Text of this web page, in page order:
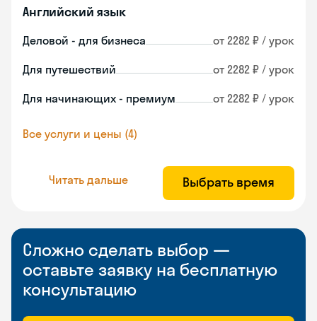
Английский язык
Деловой - для бизнеса от 2282 ₽ / урок
Для путешествий от 2282 ₽ / урок
Для начинающих - премиум от 2282 ₽ / урок
Все услуги и цены (4)
Читать дальше Выбрать время
Сложно сделать выбор —
оставьте заявку на бесплатную
консультацию